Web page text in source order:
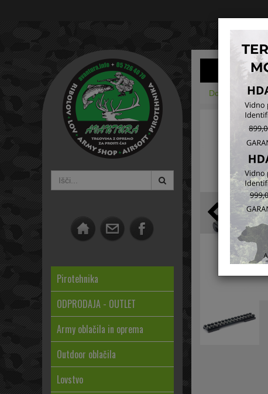
Pirotehnika
ODPRODAJA - OUTLET
Army oblačila in oprema
Outdoor oblačila
Lovstvo
Domov